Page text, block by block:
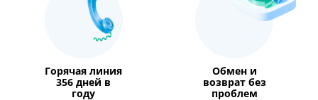
Горячая линия
356 дней в
году
Обмен и
возврат без
проблем